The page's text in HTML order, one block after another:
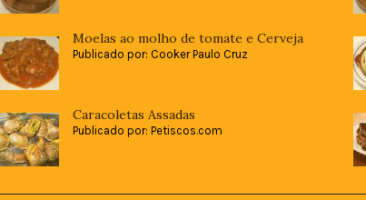
Moelas ao molho de tomate e Cerveja
Publicado por: Cooker Paulo Cruz
Caracoletas Assadas
Publicado por: Petiscos.com